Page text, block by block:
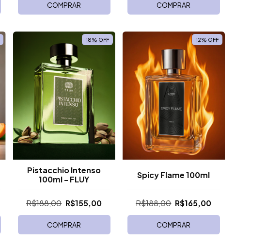
COMPRAR COMPRAR
18% OFF
Pistacchio Intenso
100ml - FLUY
R$188,00 R$155,00
COMPRAR
12% OFF
Spicy Flame 100ml
R$188,00 R$165,00
COMPRAR